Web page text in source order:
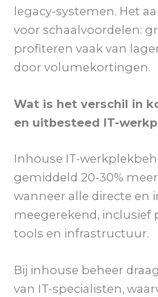
legacy-systemen. Het
voor schaalvoordelen:
profiteren vaak van
door volumekortingen.
Wat is het verschil in
en uitbesteed IT-
Inhouse IT-
gemiddeld 20-30%
wanneer alle directe en
meegerekend, inclusief
tools en infrastructuur.
Bij inhouse beheer
van IT-specialisten,